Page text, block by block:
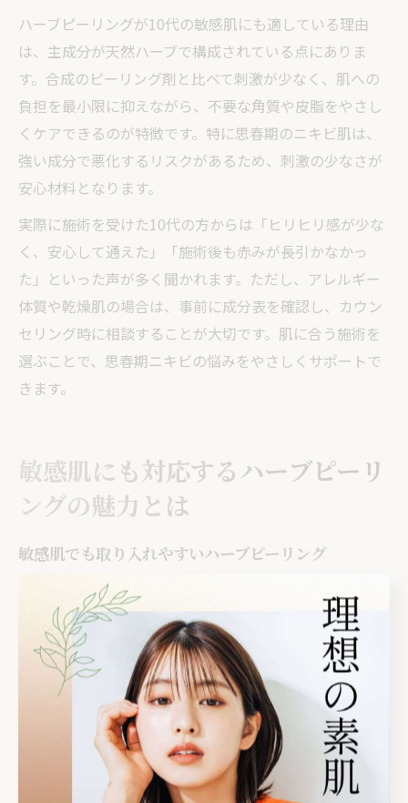
ハーブピーリングが10代の敏感肌にも適している理由
は、主成分が天然ハーブで構成されている点にありま
す。合成のピーリング剤と比べて刺激が少なく、肌への
負担を最小限に抑えながら、不要な角質や皮脂をやさし
くケアできるのが特徴です。特に思春期のニキビ肌は、
強い成分で悪化するリスクがあるため、刺激の少なさが
安心材料となります。
実際に施術を受けた10代の方からは「ヒリヒリ感が少な
く、安心して通えた」「施術後も赤みが長引かなかっ
た」といった声が多く聞かれます。ただし、アレルギー
体質や乾燥肌の場合は、事前に成分表を確認し、カウン
セリング時に相談することが大切です。肌に合う施術を
選ぶことで、思春期ニキビの悩みをやさしくサポートで
きます。
敏感肌にも対応するハーブピーリ
ングの魅力とは
敏感肌でも取り入れやすいハーブピーリング
ハーブピーリングは、特に思春期の敏感な肌質にも配慮
された施術方法として注目されています。10代はホルモ
ンバランスの変化や皮脂分泌の活発化により、肌が刺激
に弱くなりがちですが、ハーブピーリングは合成成分を
極力抑え、植物由来の成分を用いることで肌への負担を
軽減しています。刺激が少ないため、初めてサロンケア
に挑戦する方や、化粧品でかぶれやすい方にも安心して
取り入れやすい特徴があります。